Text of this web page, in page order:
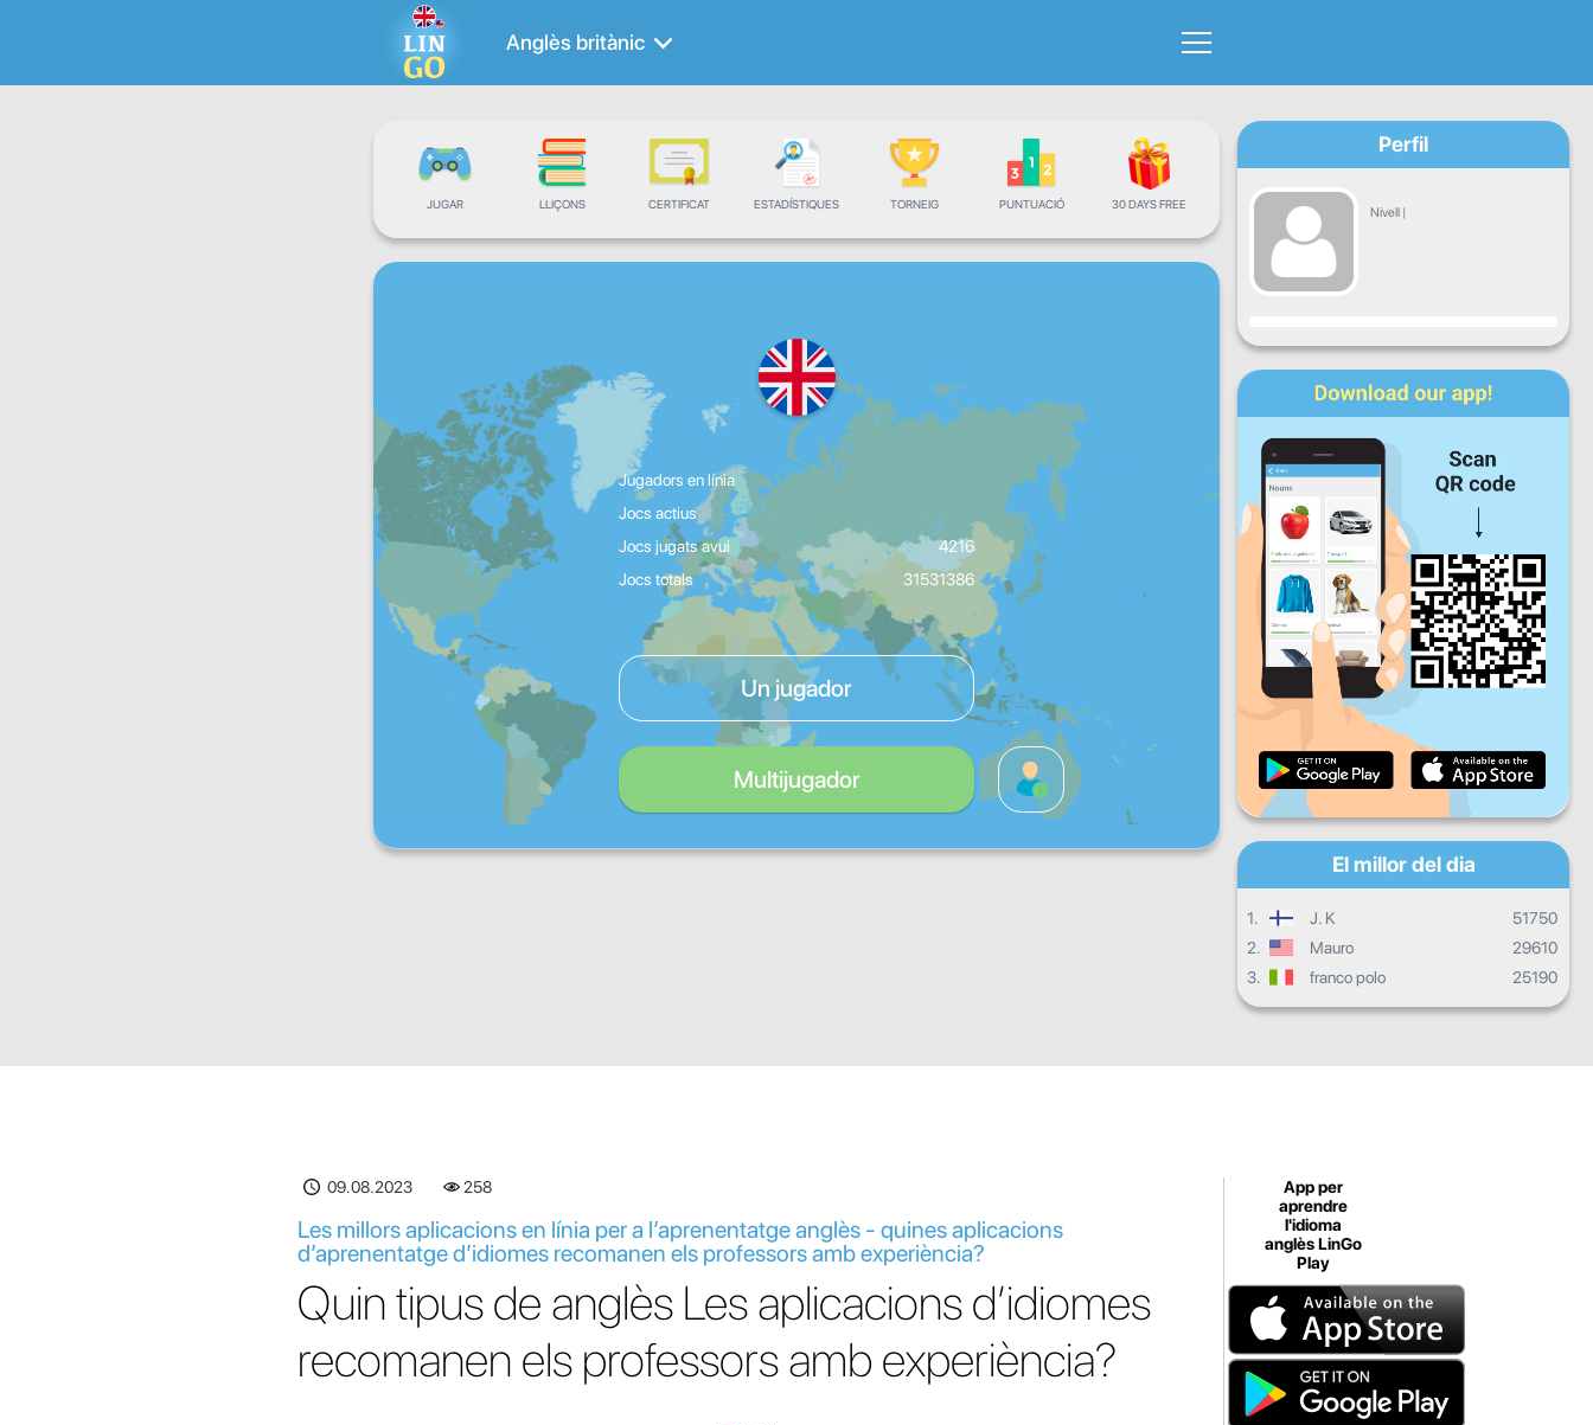
Anglès britànic
JUGAR LLIÇONS CERTIFICAT ESTADÍSTIQUES TORNEIG PUNTUACIÓ 30 DAYS FREE
Jugadors en línia
Jocs actius
Jocs jugats avui
4216
Jocs totals
31531386
Un jugador
Multijugador
Perfil
Nivell |
Progrés
Dc Dj
Ds Dg
Progrés diari
Progrés mensual
Progrés general
El millor del dia
1. J. K
51750
2.
Mauro
29610
3.
franco polo 25190
09.08.2023 258
Les millors aplicacions en línia per a l’aprenentatge anglès - quines aplicacions
d’aprenentatge d’idiomes recomanen els professors amb experiència?
Quin tipus de anglès Les aplicacions d’idiomes
recomanen els professors amb experiència?
App per
aprendre
l'idioma
anglès LinGo
Play